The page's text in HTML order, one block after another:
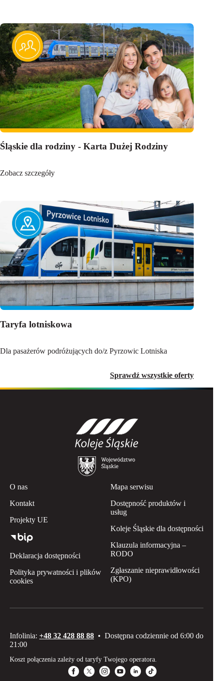
Śląskie dla rodziny - Karta Dużej Rodziny
Zobacz szczegóły
Taryfa lotniskowa
Dla pasażerów podróżujących do/z Pyrzowic Lotniska
Sprawdź wszystkie oferty
O nas
Kontakt
Projekty UE
Deklaracja dostępności
Polityka prywatności i plików
cookies
Mapa serwisu
Dostępność produktów i
usług
Koleje Śląskie dla dostępności
Klauzula informacyjna –
RODO
Zgłaszanie nieprawidłowości
(KPO)
Infolinia: +48 32 428 88 88 • Dostępna codziennie od 6:00 do
21:00
Koszt połączenia zależy od taryfy Twojego operatora.